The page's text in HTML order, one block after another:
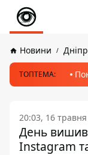
Новини
ТОПТЕМА:
20:03, 16
День
Instagram